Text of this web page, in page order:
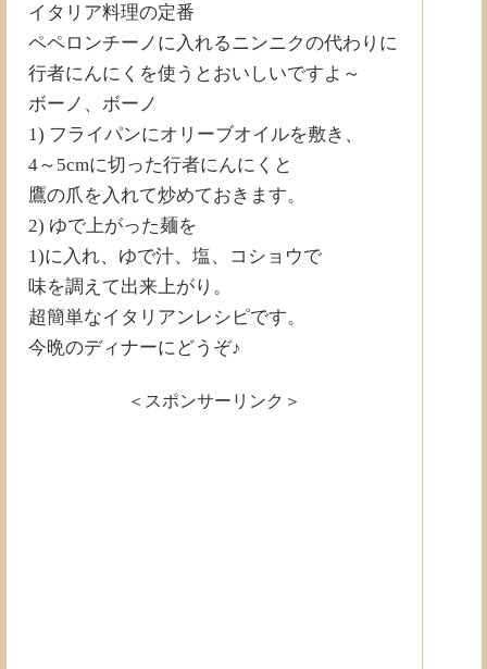
イタリア料理の定番
ペペロンチーノに入れるニンニクの代わりに
行者にんにくを使うとおいしいですよ～
ボーノ、ボーノ
1) フライパンにオリーブオイルを敷き、
4～5cmに切った行者にんにくと
鷹の爪を入れて炒めておきます。
2) ゆで上がった麺を
1)に入れ、ゆで汁、塩、コショウで
味を調えて出来上がり。
超簡単なイタリアンレシピです。
今晩のディナーにどうぞ♪
＜スポンサーリンク＞